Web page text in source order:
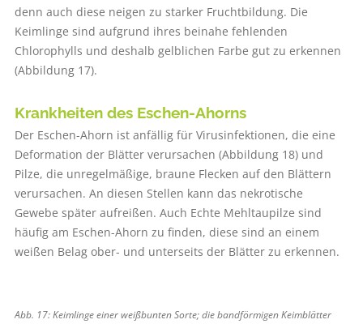
denn auch diese neigen zu starker Fruchtbildung. Die
Keimlinge sind aufgrund ihres beinahe fehlenden
Chlorophylls und deshalb gelblichen Farbe gut zu erkennen
(Abbildung 17).
Krankheiten des Eschen-Ahorns
Der Eschen-Ahorn ist anfällig für Virusinfektionen, die eine
Deformation der Blätter verursachen (Abbildung 18) und
Pilze, die unregelmäßige, braune Flecken auf den Blättern
verursachen. An diesen Stellen kann das nekrotische
Gewebe später aufreißen. Auch Echte Mehltaupilze sind
häufig am Eschen-Ahorn zu finden, diese sind an einem
weißen Belag ober- und unterseits der Blätter zu erkennen.
Abb. 17: Keimlinge einer weißbunten Sorte; die bandförmigen Keimblätter